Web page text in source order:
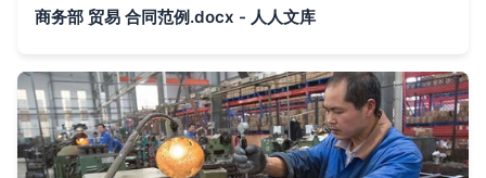
商务部 贸易 合同范例.docx - 人人文库